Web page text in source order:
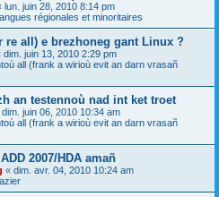
lun. juin 28, 2010 8:14 pm
régionales et minoritaires
all) e brezhoneg gant Linux ?
dim. juin 13, 2010 2:29 pm
all (frank a wirioù evit an darn vrasañ
an testennoù nad int ket troet
dim. juin 06, 2010 10:34 am
all (frank a wirioù evit an darn vrasañ
2007/HDA amañ
« dim. avr. 04, 2010 10:24 am